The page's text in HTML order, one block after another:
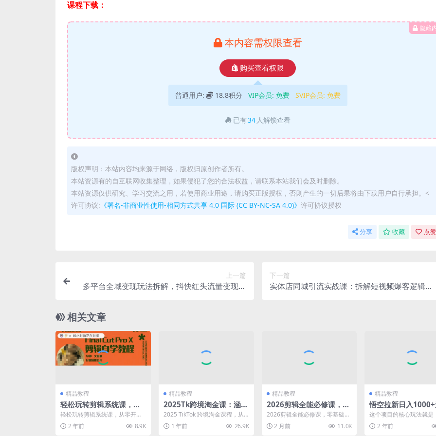
课程下载：
隐藏
本内容需权限查看
购买查看权限
普通用户: 18.8积分 VIP会员: 免费 SVIP会员: 免费
已有34 人解锁查看
版权声明：本站内容均来源于网络，版权归原创作者所有。
本站资源有的自互联网收集整理，如果侵犯了您的合法权益，请联系本站我们会及时删除。
本站资源仅供研究、学习交流之用，若使用商业用途，请购买正版授权，否则产生的一切后果将由下载用户自行承担。<
许可协议: 《署名-非商业性使用-相同方式共享 4.0 国际 (CC BY-NC-SA 4.0)》 许可协议授权
分享 收藏 点
上一篇
多平台全域变现玩法拆解，抖快红头流量变现实
下一篇
实体店同城引流实战课：拆解短视频爆客逻辑，
相关文章
精品教程
轻松玩转剪辑系统课，​从
零开始快速上手，同步练
习高效学习，思维提升从
简到难
轻松玩转剪辑系统课，​从零开始
快速上手，同步练习高效学习，
思维提升从简到难 课程...
2 年前 8.9K
精品教程
2025Tk跨境淘金课：涵盖
养号、剪辑、店铺注册到
选品、定价、营销等
2025 TikTok 跨境淘金课程，从
数据增长与痛点分析入手，涵盖
账号注册、养...
1 年前 26.9K
精品教程
2026剪辑全能必修课，零
基础直达专业成片，掌握
高阶剪辑技法，提升作品
质感解锁接单增收
2026剪辑全能必修课，零基础直
达专业成片，掌握高阶剪辑技
法，提升作品质感解锁接...
2 月前 11.0K
精品教程
悟空拉新日入
剪辑当天上手，一
随时随地可做，全
无…
这个项目的核心玩法就是
引流】，无需做作品，无
操作，只要有抖音账号，
2 年前